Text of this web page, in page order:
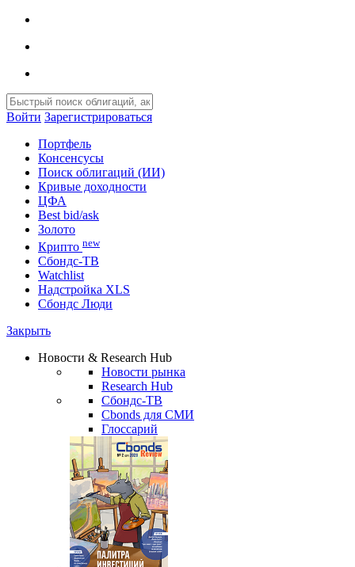
Войти Зарегистрироваться
Портфель
Консенсусы
Поиск облигаций (ИИ)
Кривые доходности
ЦФА
Best bid/ask
Золото
Крипто new
Сбондс-ТВ
Watchlist
Надстройка XLS
Сбондс Люди
Закрыть
Новости & Research Hub
Новости рынка
Research Hub
Сбондс-ТВ
Cbonds для СМИ
Глоссарий